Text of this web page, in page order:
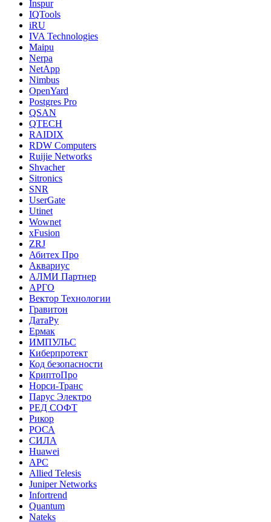
Inspur
IQTools
iRU
IVA Technologies
Maipu
Nerpa
NetApp
Nimbus
OpenYard
Postgres Pro
QSAN
QTECH
RAIDIX
RDW Computers
Ruijie Networks
Shvacher
Sitronics
SNR
UserGate
Utinet
Wownet
xFusion
ZRJ
Абитех Про
Аквариус
АЛМИ Партнер
АРГО
Вектор Технологии
Гравитон
ДатаРу
Ермак
ИМПУЛЬС
Киберпротект
Код безопасности
КриптоПро
Норси-Транс
Парус Электро
РЕД СОФТ
Рикор
РОСА
СИЛА
Huawei
APC
Allied Telesis
Juniper Networks
Infortrend
Quantum
Nateks